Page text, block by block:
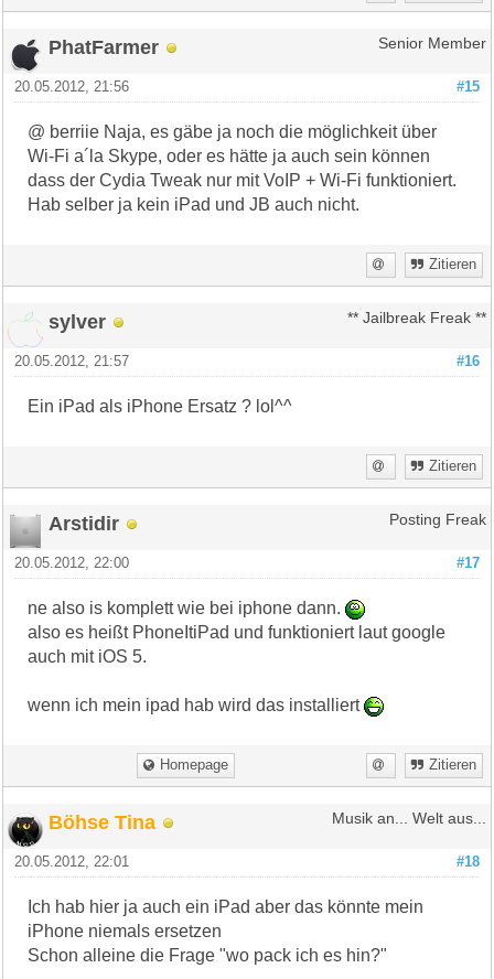
PhatFarmer Senior Member
#15
20.05.2012, 21:56
@ berriie Naja, es gäbe ja noch die möglichkeit über
Wi-Fi a´la Skype, oder es hätte ja auch sein können
dass der Cydia Tweak nur mit VoIP + Wi-Fi funktioniert.
Hab selber ja kein iPad und JB auch nicht.
Zitieren
sylver ** Jailbreak Freak **
#16
20.05.2012, 21:57
Ein iPad als iPhone Ersatz ? lol^^
Zitieren
Arstidir Posting Freak
#17
20.05.2012, 22:00
ne also is komplett wie bei iphone dann.
also es heißt PhoneItiPad und funktioniert laut google
auch mit iOS 5.
wenn ich mein ipad hab wird das installiert
Homepage Zitieren
Böhse Tina Musik an... Welt aus...
#18
20.05.2012, 22:01
Ich hab hier ja auch ein iPad aber das könnte mein
iPhone niemals ersetzen
Schon alleine die Frage "wo pack ich es hin?"